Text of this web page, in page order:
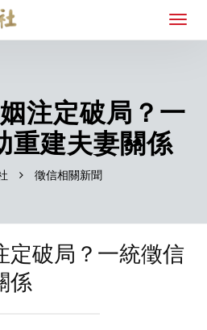
注定破局？一
重建夫妻關係
徵信相關新聞
定破局？一統徵信
係